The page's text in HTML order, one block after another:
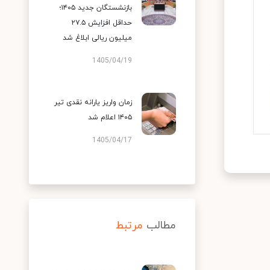
بازنشستگان جدید ۱۴۰۵؛
حداقل افزایش ۲۷.۵
میلیون ریالی ابلاغ شد
1405/04/19
زمان واریز یارانه نقدی تیر
۱۴۰۵ اعلام شد
1405/04/17
مطالب مرتبط